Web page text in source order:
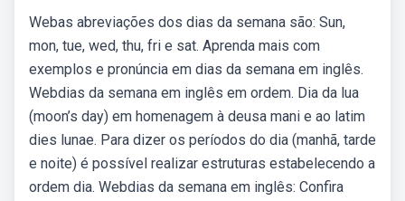
Webas abreviações dos dias da semana são: Sun,
mon, tue, wed, thu, fri e sat. Aprenda mais com
exemplos e pronúncia em dias da semana em inglês.
Webdias da semana em inglês em ordem. Dia da lua
(moon’s day) em homenagem à deusa mani e ao latim
dies lunae. Para dizer os períodos do dia (manhã, tarde
e noite) é possível realizar estruturas estabelecendo a
ordem dia. Webdias da semana em inglês: Confira